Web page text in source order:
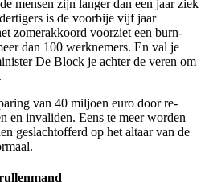
mensen zijn langer dan een jaar ziek
is de voorbije vijf jaar
zomerakkoord voorziet een burn-
dan 100 werknemers. En val je
De Block je achter de veren om
van 40 miljoen euro door re-
en invaliden. Eens te meer worden
geslachtofferd op het altaar van de